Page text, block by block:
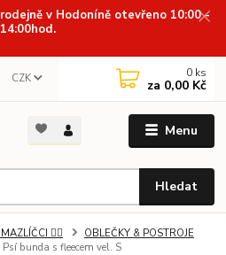
v Hodoníně otevřeno 10:00 -
14:00hod.
Menu
CZK
Hledat
0 ks
za 0,00 Kč
🐕‍🦺
OBLEČKY & POSTROJE
bunda s fleecem vel. S